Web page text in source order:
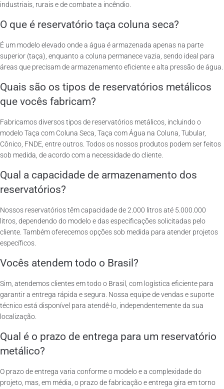
industriais, rurais e de combate a incêndio.
O que é reservatório taça coluna seca?
É um modelo elevado onde a água é armazenada apenas na parte
superior (taça), enquanto a coluna permanece vazia, sendo ideal para
áreas que precisam de armazenamento eficiente e alta pressão de água.
Quais são os tipos de reservatórios metálicos
que vocês fabricam?
Fabricamos diversos tipos de reservatórios metálicos, incluindo o
modelo Taça com Coluna Seca, Taça com Água na Coluna, Tubular,
Cônico, FNDE, entre outros. Todos os nossos produtos podem ser feitos
sob medida, de acordo com a necessidade do cliente.
Qual a capacidade de armazenamento dos
reservatórios?
Nossos reservatórios têm capacidade de 2.000 litros até 5.000.000
litros, dependendo do modelo e das especificações solicitadas pelo
cliente. Também oferecemos opções sob medida para atender projetos
específicos.
Vocês atendem todo o Brasil?
Sim, atendemos clientes em todo o Brasil, com logística eficiente para
garantir a entrega rápida e segura. Nossa equipe de vendas e suporte
técnico está disponível para atendê-lo, independentemente da sua
localização.
Qual é o prazo de entrega para um reservatório
metálico?
O prazo de entrega varia conforme o modelo e a complexidade do
projeto, mas, em média, o prazo de fabricação e entrega gira em torno